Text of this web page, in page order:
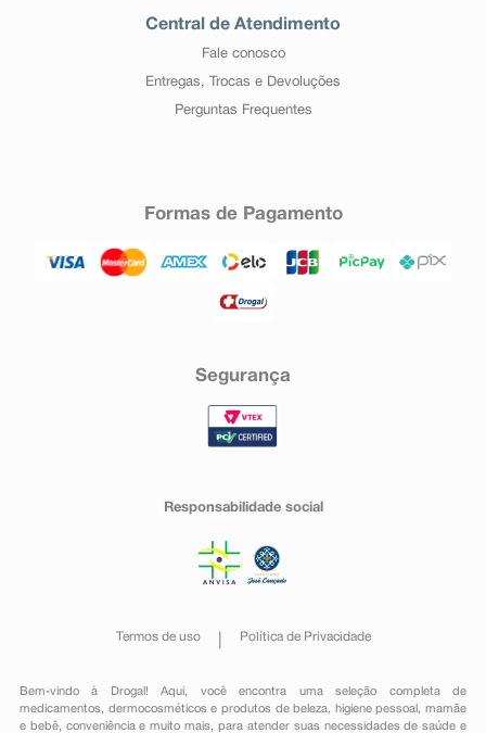
Central de Atendimento
Fale conosco
Entregas, Trocas e Devoluções
Perguntas Frequentes
Formas de Pagamento
Segurança
Responsabilidade social
Termos de uso Política de Privacidade
Bem-vindo à Drogal! Aqui, você encontra uma seleção completa de
medicamentos , dermocosméticos e produtos de beleza, higiene pessoal ,mamãe
e bebê, conveniênciae muito mais, para atender suas necessidades de saúde e